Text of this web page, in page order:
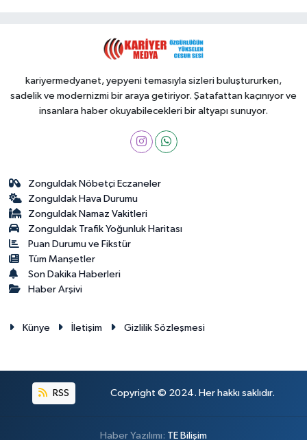
kariyermedyanet, yepyeni temasıyla sizleri buluştururken,
sadelik ve modernizmi bir araya getiriyor. Şatafattan kaçınıyor ve
insanlara haber okuyabilecekleri bir altyapı sunuyor.
Zonguldak Nöbetçi Eczaneler
Zonguldak Hava Durumu
Zonguldak Namaz Vakitleri
Zonguldak Trafik Yoğunluk Haritası
Puan Durumu ve Fikstür
Tüm Manşetler
Son Dakika Haberleri
Haber Arşivi
Künye İletişim Gizlilik Sözleşmesi
RSS Copyright © 2024. Her hakkı saklıdır.
Haber Yazılımı: TE Bilişim